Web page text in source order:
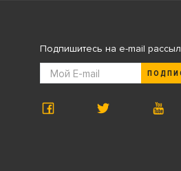
Подпишитесь на e-mail